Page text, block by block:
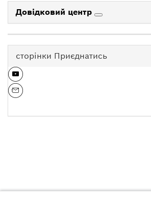
Довідковий центр
сторінки Приєднатись